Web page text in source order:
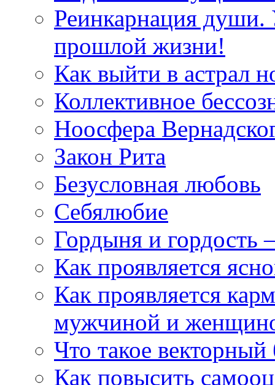
Реинкарнация
прошлой жизни!
Как выйти в астрал
Коллективное
Ноосфера
Закон Рита
Безусловная любовь
Себялюбие
Гордыня и гордость
Как проявляется
Как проявляется
мужчиной и
Что такое векторный
Как повысить